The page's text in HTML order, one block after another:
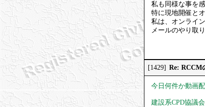
私も同様な事を
特に現地開催と
私は、オンライ
メールのやり取
[1429] Re: RCCM
今日何件か動画
建設系CPD協議